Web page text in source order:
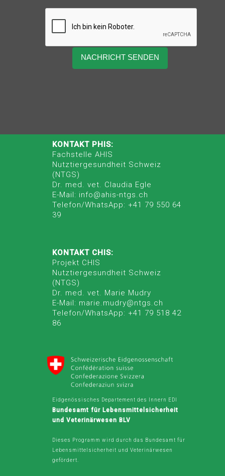
KONTAKT PHIS:
Fachstelle AHIS
Nutztiergesundheit Schweiz
(NTGS)
Dr. med. vet. Claudia Egle
E-Mail: info@ahis-ntgs.ch
Telefon/WhatsApp: +41 79 550 64
39
KONTAKT CHIS:
Projekt CHIS
Nutztiergesundheit Schweiz
(NTGS)
Dr. med. vet. Marie Mudry
E-Mail: marie.mudry@ntgs.ch
Telefon/WhatsApp: +41 79 518 42
86
Eidgenössisches Departement des Innern EDI
Bundesamt für Lebensmittelsicherheit
und Veterinärwesen BLV
Dieses Programm wird durch das Bundesamt für
Lebensmittelsicherheit und Veterinärwesen
gefördert.